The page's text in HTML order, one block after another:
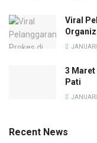
Viral
3 Maret
Pati
Recent News